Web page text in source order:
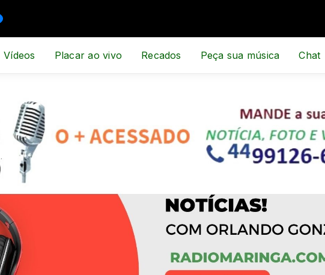
NOTÍCIA
Vídeos Placar ao vivo Recados Peça sua música Chat